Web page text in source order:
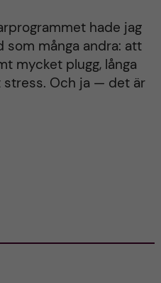
hade jag
som många andra: att
mycket plugg, långa
stress. Och ja — det är